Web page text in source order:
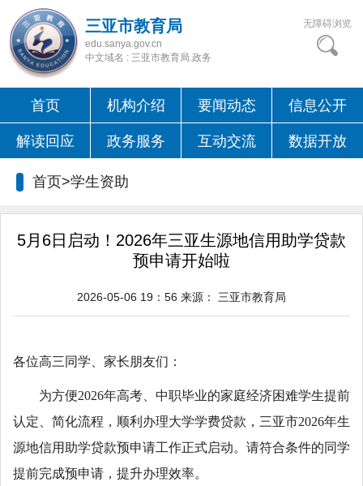
三亚市教育局
edu.sanya.gov.cn
中文域名 : 三亚市教育局.政务
无障碍浏览
首页 机构介绍 要闻动态 信息公开
解读回应 政务服务 互动交流 数据开放
首页>学生资助
5月6日启动！2026年三亚生源地信用助学贷款
预申请开始啦
2026-05-06 19：56 来源： 三亚市教育局
各位高三同学、家长朋友们：
为方便2026年高考、中职毕业的家庭经济困难学生提前
认定、简化流程，顺利办理大学学费贷款，三亚市2026年生
源地信用助学贷款预申请工作正式启动。请符合条件的同学
提前完成预申请，提升办理效率。